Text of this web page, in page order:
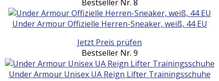
Bestseller Nr. 8
Under Armour Offizielle Herren-Sneaker, weiß, 44 EU
Jetzt Preis prüfen
Bestseller Nr. 9
Under Armour Unisex UA Reign Lifter Trainingsschuhe